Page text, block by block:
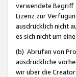
verwendete Begriff
Lizenz zur
ausdrücklich nicht
es sich nicht um
(b) Abrufen von
ausdrückliche
wir über die